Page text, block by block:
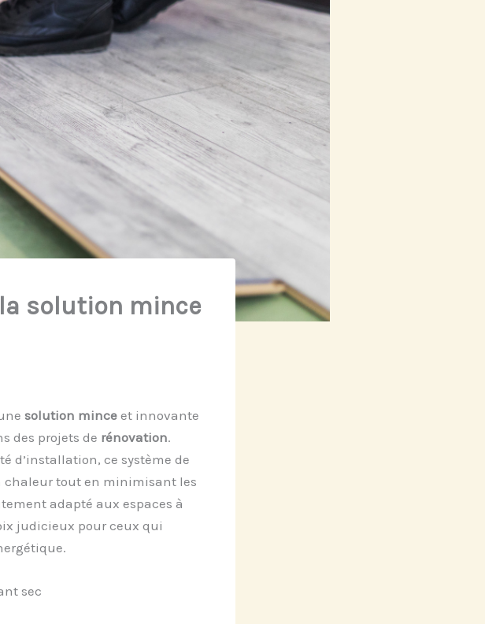
solution mince
solution minceet innovante
des projets de rénovation.
d’installation, ce système de
chaleur tout en minimisant les
adapté aux espaces à
judicieux pour ceux qui
sec